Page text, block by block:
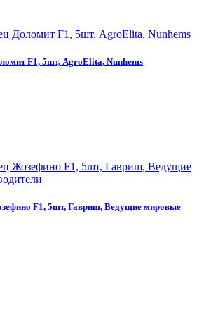
F1, 5шт, AgroElita, Nunhems
F1, 5шт, Гавриш, Ведущие мировые